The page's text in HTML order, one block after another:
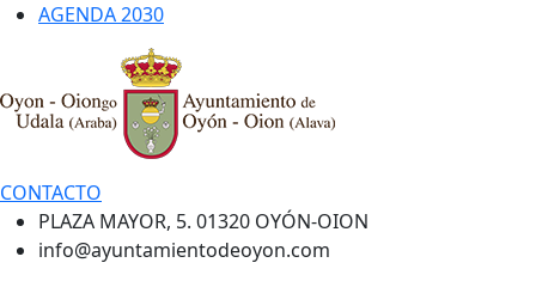
AGENDA 2030
CONTACTO
PLAZA MAYOR, 5. 01320 OYÓN-OION
info@ayuntamientodeoyon.com